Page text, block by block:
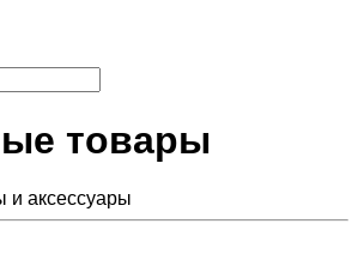
товары
и аксессуары